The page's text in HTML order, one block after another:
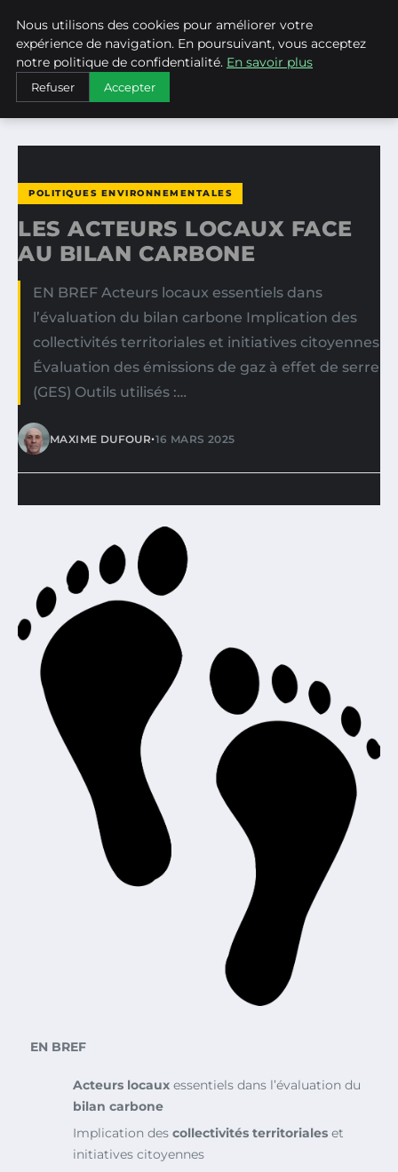
WEARECLIMATECONTROL
ACCUEIL
POLITIQUES ENVIRONNEMENTALES
LES ACTEURS LOCAUX FACE AU BILAN CARBONE
POLITIQUES ENVIRONNEMENTALES
LES ACTEURS LOCAUX FACE
AU BILAN CARBONE
EN BREF Acteurs locaux essentiels dans
l’évaluation du bilan carbone Implication des
collectivités territoriales et initiatives citoyennes
Évaluation des émissions de gaz à effet de serre
(GES) Outils utilisés :…
MAXIME DUFOUR•16 MARS 2025
EN BREF
Acteurs locaux essentiels dans l’évaluation du
bilan carbone
Implication des collectivités territoriales et
initiatives citoyennes
Nous utilisons des cookies pour améliorer votre
expérience de navigation. En poursuivant, vous acceptez
notre politique de confidentialité. En savoir plus
Refuser Accepter